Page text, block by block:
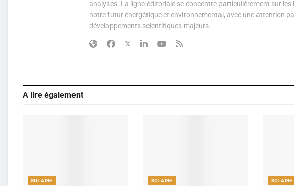
analyses. La ligne éditoriale se concentre particulièrement sur
notre futur énergétique et environnemental, avec une attention
développements scientifiques majeurs.
A lire également
SOLAIRE SOLAIRE SOLAIRE